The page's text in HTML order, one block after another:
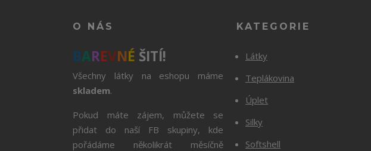
O NÁS
BAREVNÉ ŠITÍ!
Všechny látky na eshopu máme
skladem.
Pokud máte zájem, můžete se
přidat do naší FB skupiny, kde
pořádáme několikrát měsíčně
KATEGORIE
Látky
Teplákovina
Úplet
Silky
Softshell